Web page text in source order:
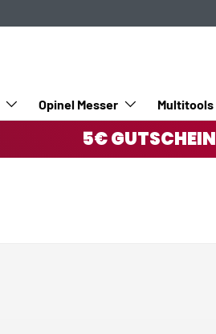
Opinel Messer Multitools
5€ GUTSCHEIN